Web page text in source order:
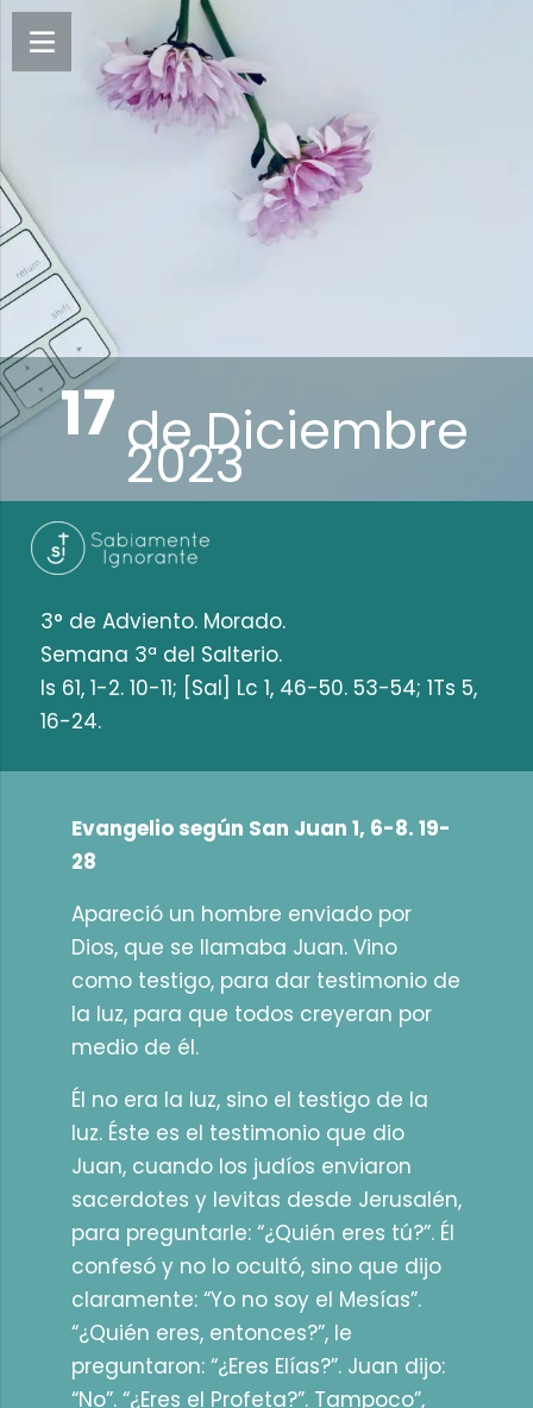
17 deDiciembre
2023
3° de Adviento. Morado.
Semana 3ª del Salterio.
Is 61, 1-2. 10-11; [Sal] Lc 1, 46-50. 53-54; 1Ts 5,
16-24.
Evangelio según San Juan 1, 6-8. 19-
28
Apareció un hombre enviado por
Dios, que se llamaba Juan. Vino
como testigo, para dar testimonio de
la luz, para que todos creyeran por
medio de él.
Él no era la luz, sino el testigo de la
luz. Éste es el testimonio que dio
Juan, cuando los judíos enviaron
sacerdotes y levitas desde Jerusalén,
para preguntarle: “¿Quién eres tú?”. Él
confesó y no lo ocultó, sino que dijo
claramente: “Yo no soy el Mesías”.
“¿Quién eres, entonces?”, le
preguntaron: “¿Eres Elías?”. Juan dijo:
“No”. “¿Eres el Profeta?”. Tampoco”,